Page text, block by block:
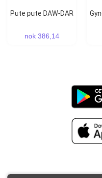
Pute pute DAW-DAR
nok 386,14
Gyngestol RAR Svart